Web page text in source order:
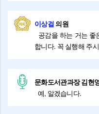
이상걸의원
공감을 하는 거는 좋
합니다. 꼭 실행해 주
문화도서관과장 김현
예, 알겠습니다.